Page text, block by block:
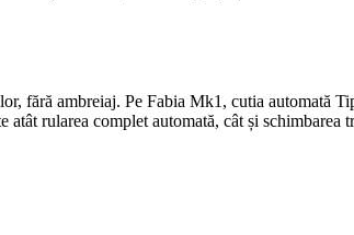
fără ambreiaj. Pe Fabia Mk1, cutia automată
rularea complet automată, cât și schimbarea